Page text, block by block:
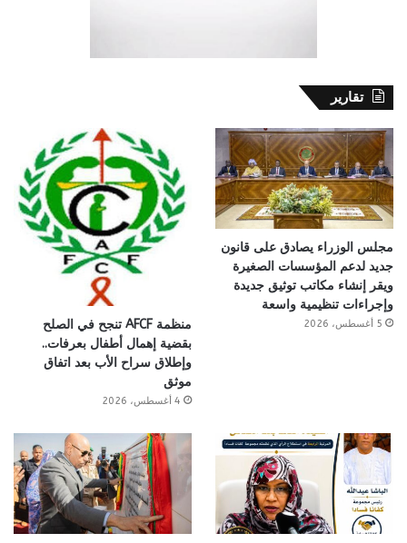
تقارير
مجلس الوزراء يصادق على قانون
جديد لدعم المؤسسات الصغيرة
ويقر إنشاء مكاتب توثيق جديدة
وإجراءات تنظيمية واسعة
5 أغسطس، 2026
منظمة AFCF تنجح في الصلح
بقضية إهمال أطفال بعرفات..
وإطلاق سراح الأب بعد اتفاق
موثق
4 أغسطس، 2026